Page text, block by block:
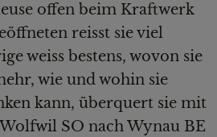
offen beim Kraftwerk
reisst sie viel
weiss bestens, wovon sie
wie und wohin sie
kann, überquert sie mit
SO nach Wynau BE